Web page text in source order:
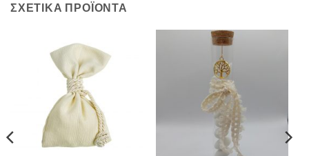
ΣΧΕΤΙΚΆ ΠΡΟΪΌΝΤΑ